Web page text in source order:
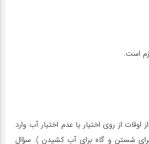
است.
از روی اختیار یا عدم اختیار آب وارد
شستن و گاه برای آب کشیدن ). سؤال